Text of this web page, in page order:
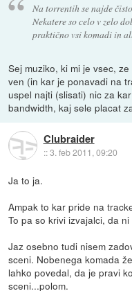
Na torrentih se najde
Nekatere so celo v zelo
praktično vsi komadi in
Sej muziko, ki mi je vsec,
ven (in kar je ponavadi na
uspel najti (slisati) nic za
bandwidth, kaj sele placat
Clubraider
::3. feb 2011, 09:20
Ja to ja.
Ampak to kar pride na
To pa so krivi izvajalci, da
Jaz osebno tudi nisem
sceni. Nobenega komada
lahko povedal, da je pravi
sceni...polom.